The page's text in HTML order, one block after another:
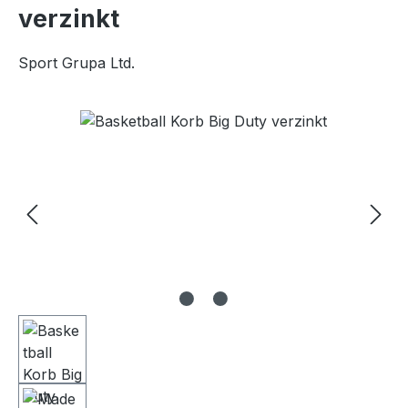
verzinkt
Sport Grupa Ltd.
Bildergalerie überspringen